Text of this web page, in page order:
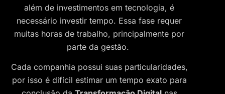
além de investimentos em tecnologia, é
necessário investir tempo. Essa fase requer
muitas horas de trabalho, principalmente por
parte da gestão.
Cada companhia possui suas particularidades,
por isso é difícil estimar um tempo exato para